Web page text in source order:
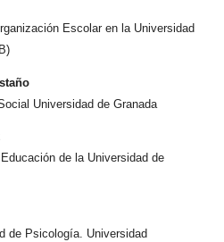
Escolar en la Universidad
Universidad de Granada
de la Universidad de
de Psicología. Universidad